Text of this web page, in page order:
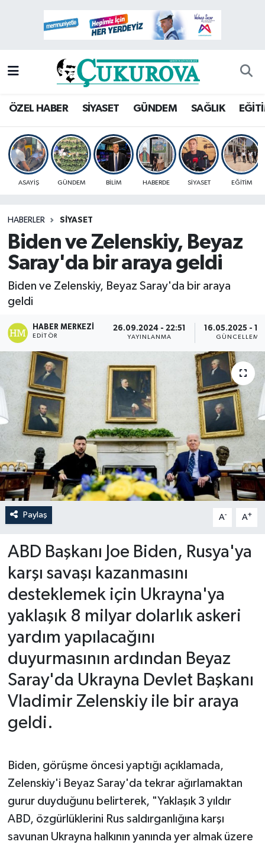
ÖZEL HABER SİYASET GÜNDEM SAĞLIK
ASAYİŞ GÜNDEM BİLİM HABERDE SİYASET EĞİTİM
HABERLER SİYASET
Biden ve Zelenskiy, Beyaz
Saray'da bir araya geldi
Biden ve Zelenskiy, Beyaz Saray'da bir araya
geldi
HABER MERKEZI
EDITÖR
26.09.2024 - 22:51
YAYINLANMA
16.05.2025 -
GÜNCELLEME
Paylaş A- A+
ABD Başkanı Joe Biden, Rusya'ya
karşı savaşı kazanmasını
desteklemek için Ukrayna'ya
yaklaşık 8 milyar dolarlık askeri
yardım yapılacağını
duyurmasının ardından Beyaz
Saray'da Ukrayna Devlet Başkanı
Vladimir Zelenskiy ile bir araya
geldi.
Biden, görüşme öncesi yaptığı açıklamada,
Zelenskiy'i Beyaz Saray'da tekrar ağırlamaktan
gurur duyduğunu belirterek, "Yaklaşık 3 yıldır
ABD, özgürlüklerini Rus saldırganlığına karşı
savunan Ukrayna halkının yanında yer almak üzere
Mersin Hava Durumu
Mersin Namaz Vakitleri
Mersin Trafik Yoğunluk Haritası
Süper Lig Puan Durumu ve Fikstür
Haber Arşivi